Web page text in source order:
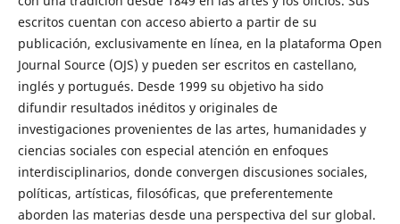
escritos cuentan con acceso abierto a partir de su
publicación, exclusivamente en línea, en la plataforma Open
Journal Source (OJS) y pueden ser escritos en castellano,
inglés y portugués. Desde 1999 su objetivo ha sido
difundir resultados inéditos y originales de
investigaciones provenientes de las artes, humanidades y
ciencias sociales con especial atención en enfoques
interdisciplinarios, donde convergen discusiones sociales,
políticas, artísticas, filosóficas, que preferentemente
aborden las materias desde una perspectiva del sur global.